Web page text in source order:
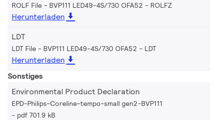
ROLF File - BVP111 LED49-4S/730 OFA52 ROLFZ
Herunterladen
LDT
LDT File - BVP111 LED49-4S/730 OFA52 LDT
Herunterladen
Sonstiges
Environmental Product Declaration
EPD-Philips-Coreline-tempo-small gen2-BVP111
pdf 701.9 kB